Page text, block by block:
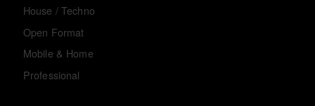
House / Techno
Open Format
Mobile & Home
Professional